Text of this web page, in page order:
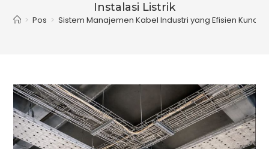
Instalasi Listrik
> Pos > Sistem Manajemen Kabel Industri yang Efisien Kunci